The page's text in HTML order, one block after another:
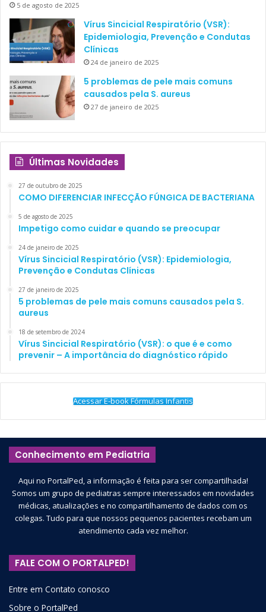
5 de agosto de 2025
Vírus Sincicial Respiratório (VSR):
Epidemiologia, Prevenção e Condutas
Clínicas
24 de janeiro de 2025
5 problemas de pele mais comuns
causados pela S. aureus
27 de janeiro de 2025
Últimas Novidades
27 de outubro de 2025
COMO DIFERENCIAR INFECÇÃO FÚNGICA DE BACTERIANA
5 de agosto de 2025
Impetigo como cuidar e quando se preocupar
24 de janeiro de 2025
Vírus Sincicial Respiratório (VSR): Epidemiologia,
Prevenção e Condutas Clínicas
27 de janeiro de 2025
5 problemas de pele mais comuns causados pela S.
aureus
18 de setembro de 2024
Vírus Sincicial Respiratório (VSR): o que é e como
prevenir – A importância do diagnóstico rápido
Acessar E-book Fórmulas Infantis
Conhecimento em Pediatria
Aqui no PortalPed, a informação é feita para ser compartilhada!
Somos um grupo de pediatras sempre interessados em novidades
médicas, atualizações e no compartilhamento de dados com os
colegas. Tudo para que nossos pequenos pacientes recebam um
atendimento cada vez melhor.
FALE COM O PORTALPED!
Entre em Contato conosco
Sobre o PortalPed